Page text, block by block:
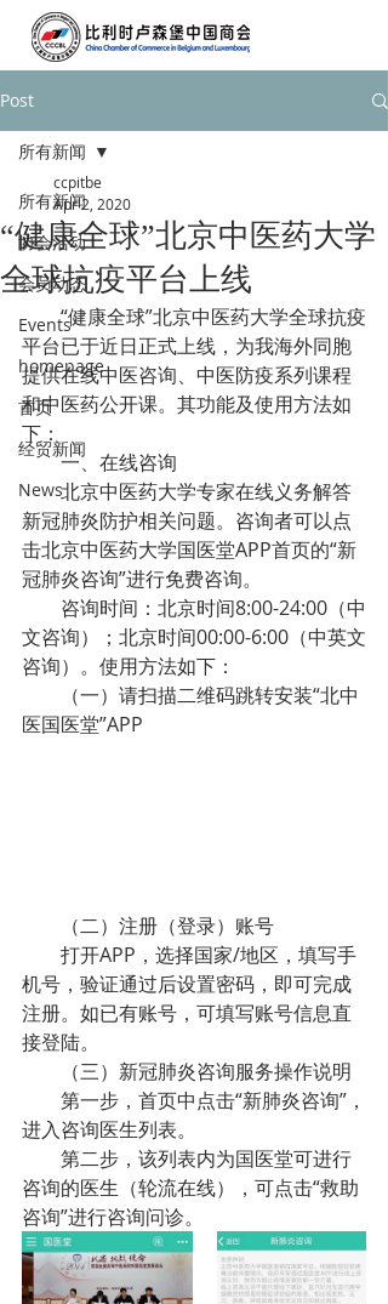
Post
所有新闻
协会活动
会员动态
Events
homepage
首页
经贸新闻
News
所有新闻
“健康全球”北京中医药大学
全球抗疫平台上线
ccpitbe
Apr 2, 2020
“健康全球”北京中医药大学全球抗疫
平台已于近日正式上线，为我海外同胞
提供在线中医咨询、中医防疫系列课程
和中医药公开课。其功能及使用方法如
下：
一、在线咨询
北京中医药大学专家在线义务解答
新冠肺炎防护相关问题。咨询者可以点
击北京中医药大学国医堂APP首页的“新
冠肺炎咨询”进行免费咨询。
咨询时间：北京时间8:00-24:00（中
文咨询）；北京时间00:00-6:00（中英文
咨询）。使用方法如下：
（一）请扫描二维码跳转安装“北中
医国医堂”APP
（二）注册（登录）账号
打开APP，选择国家/地区，填写手
机号，验证通过后设置密码，即可完成
注册。如已有账号，可填写账号信息直
接登陆。
（三）新冠肺炎咨询服务操作说明
第一步，首页中点击“新肺炎咨询”，
进入咨询医生列表。
第二步，该列表内为国医堂可进行
咨询的医生（轮流在线），可点击“救助
咨询”进行咨询问诊。